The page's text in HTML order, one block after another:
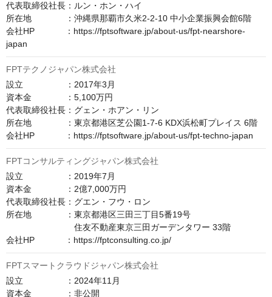
代表取締役社長：ルン・ホン・ハイ
所在地　　　　：沖縄県那覇市久米2-2-10 中小企業振興会館6階
会社HP　　　  ：https://fptsoftware.jp/about-us/fpt-nearshore-
japan
FPTテクノジャパン株式会社
設立　　　　　：2017年3月
資本金　　　　：5,100万円
代表取締役社長：グェン・ホアン・リン
所在地　　　　：東京都港区芝公園1-7-6 KDX浜松町プレイス 6階
会社HP　　　  ：https://fptsoftware.jp/about-us/fpt-techno-japan
FPTコンサルティングジャパン株式会社
設立　　　　　：2019年7月
資本金　　　　：2億7,000万円
代表取締役社長：グエン・フウ・ロン
所在地　　　　：東京都港区三田三丁目5番19号
住友不動産東京三田ガーデンタワー 33階
会社HP　　　  ：https://fptconsulting.co.jp/
FPTスマートクラウドジャパン株式会社
設立　　　　　：2024年11月
資本金　　　　：非公開